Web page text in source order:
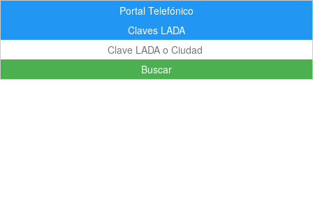
Portal Telefónico
Claves LADA
Buscar